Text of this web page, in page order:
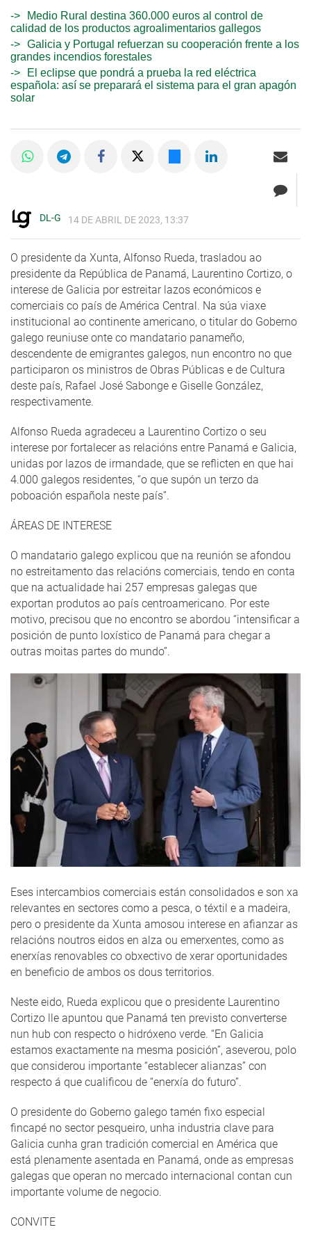
Medio Rural destina 360.000 euros al control de
calidad de los productos agroalimentarios gallegos
Galicia y Portugal refuerzan su cooperación frente a los
grandes incendios forestales
El eclipse que pondrá a prueba la red eléctrica
española: así se preparará el sistema para el gran apagón
solar
DL-G 14 DE ABRIL DE 2023, 13:37
O presidente da Xunta, Alfonso Rueda, trasladou ao
presidente da República de Panamá, Laurentino Cortizo, o
interese de Galicia por estreitar lazos económicos e
comerciais co país de América Central. Na súa viaxe
institucional ao continente americano, o titular do Goberno
galego reuniuse onte co mandatario panameño,
descendente de emigrantes galegos, nun encontro no que
participaron os ministros de Obras Públicas e de Cultura
deste país, Rafael José Sabonge e Giselle González,
respectivamente.
Alfonso Rueda agradeceu a Laurentino Cortizo o seu
interese por fortalecer as relacións entre Panamá e Galicia,
unidas por lazos de irmandade, que se reflicten en que hai
4.000 galegos residentes, “o que supón un terzo da
poboación española neste país”.
ÁREAS DE INTERESE
O mandatario galego explicou que na reunión se afondou
no estreitamento das relacións comerciais, tendo en conta
que na actualidade hai 257 empresas galegas que
exportan produtos ao país centroamericano. Por este
motivo, precisou que no encontro se abordou “intensificar a
posición de punto loxístico de Panamá para chegar a
outras moitas partes do mundo”.
Eses intercambios comerciais están consolidados e son xa
relevantes en sectores como a pesca, o téxtil e a madeira,
pero o presidente da Xunta amosou interese en afianzar as
relacións noutros eidos en alza ou emerxentes, como as
enerxías renovables co obxectivo de xerar oportunidades
en beneficio de ambos os dous territorios.
Neste eido, Rueda explicou que o presidente Laurentino
Cortizo lle apuntou que Panamá ten previsto converterse
nun hub con respecto o hidróxeno verde. “En Galicia
estamos exactamente na mesma posición”, aseverou, polo
que considerou importante “establecer alianzas” con
respecto á que cualificou de “enerxía do futuro”.
O presidente do Goberno galego tamén fixo especial
fincapé no sector pesqueiro, unha industria clave para
Galicia cunha gran tradición comercial en América que
está plenamente asentada en Panamá, onde as empresas
galegas que operan no mercado internacional contan cun
importante volume de negocio.
CONVITE